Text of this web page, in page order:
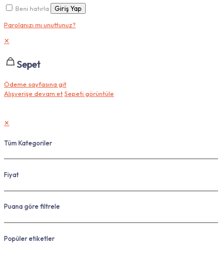
Beni hatırla Giriş Yap
Parolanızı mı unuttunuz?
✕
Sepet
Ödeme sayfasına git
Alışverişe devam etSepeti görüntüle
✕
Tüm Kategoriler
Fiyat
Puana göre filtrele
Popüler etiketler